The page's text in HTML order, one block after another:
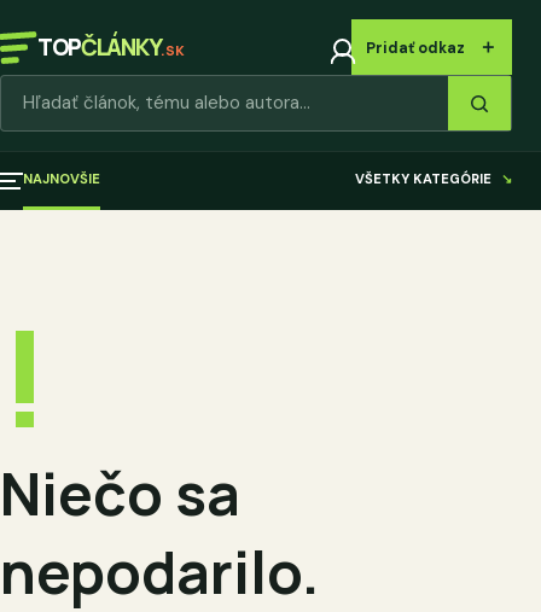
TOPČLÁNKY.SK Pridať odkaz ＋
NAJNOVŠIE VŠETKY KATEGÓRIE ↘
!
Niečo sa
nepodarilo.